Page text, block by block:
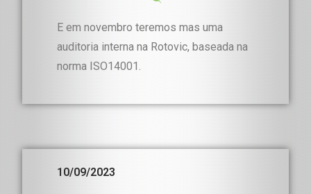
E em novembro teremos mas uma
auditoria interna na Rotovic, baseada na
norma ISO14001.
10/09/2023